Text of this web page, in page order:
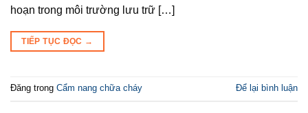
hoạn trong môi trường lưu trữ […]
TIẾP TỤC ĐỌC →
Đăng trong Cẩm nang chữa cháy Để lại bình luận